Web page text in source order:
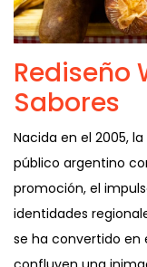
Rediseño
Sabores
Nacida en el 2005,
público argentino
promoción, el
identidades
se ha convertido en